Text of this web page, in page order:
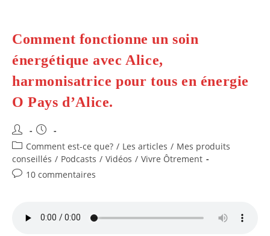
Comment fonctionne un soin
énergétique avec Alice,
harmonisatrice pour tous en énergie
O Pays d’Alice.
Auteur/autrice
de
la
publication :
Publication
publiée :
Post
category:
Comment est-ce que? / Les articles / Mes produits
conseillés / Podcasts / Vidéos / Vivre Ôtrement
Commentaires
publication :
10 commentaires